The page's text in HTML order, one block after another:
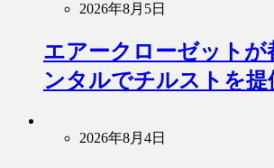
2026年8月5日
エアークローゼットが
ンタルでチルストを提
2026年8月4日